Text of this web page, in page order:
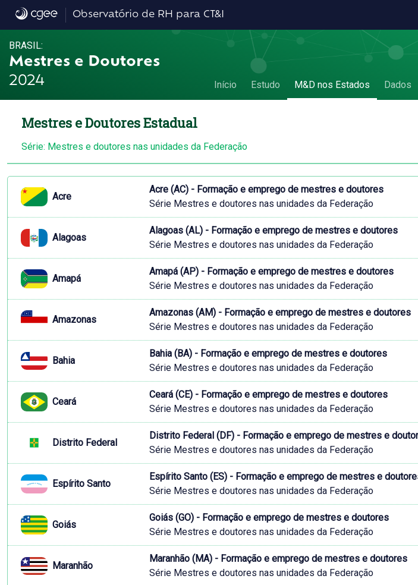
M&D nos EstadosObservatório de RH para CT&I
BRASIL:
Mestres e Doutores
2024
Início Estudo M&D nos Estados Dados
Mestres e Doutores Estadual
Série: Mestres e doutores nas unidades da Federação
Acre
Acre (AC) - Formação e emprego de mestres e doutores
Série Mestres e doutores nas unidades da Federação
Alagoas
Alagoas (AL) - Formação e emprego de mestres e doutores
Série Mestres e doutores nas unidades da Federação
Amapá
Amapá (AP) - Formação e emprego de mestres e doutores
Série Mestres e doutores nas unidades da Federação
Amazonas
Amazonas (AM) - Formação e emprego de mestres e doutores
Série Mestres e doutores nas unidades da Federação
Bahia
Bahia (BA) - Formação e emprego de mestres e doutores
Série Mestres e doutores nas unidades da Federação
Ceará
Ceará (CE) - Formação e emprego de mestres e doutores
Série Mestres e doutores nas unidades da Federação
Distrito Federal
Distrito Federal (DF) - Formação e emprego de mestres e
Série Mestres e doutores nas unidades da Federação
Espírito Santo
Espírito Santo (ES) - Formação e emprego de mestres e
Série Mestres e doutores nas unidades da Federação
Goiás
Goiás (GO) - Formação e emprego de mestres e doutores
Série Mestres e doutores nas unidades da Federação
Maranhão
Maranhão (MA) - Formação e emprego de mestres e doutores
Série Mestres e doutores nas unidades da Federação